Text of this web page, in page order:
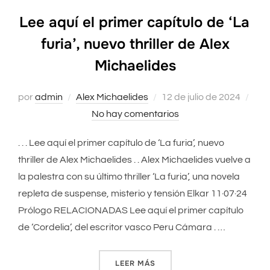
Lee aquí el primer capítulo de ‘La
furia’, nuevo thriller de Alex
Michaelides
poradmin Alex Michaelides
Publicado
el
12 de julio de 2024
No hay comentarios
. . . Lee aquí el primer capítulo de ‘La furia’, nuevo
thriller de Alex Michaelides . . Alex Michaelides vuelve a
la palestra con su último thriller ‘La furia’, una novela
repleta de suspense, misterio y tensión Elkar 11·07·24
Prólogo RELACIONADAS Lee aquí el primer capítulo
de ‘Cordelia’, del escritor vasco Peru Cámara . …
LEER MÁS